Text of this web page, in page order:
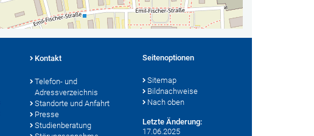
Kontakt
Telefon- und
Adressverzeichnis
Standorte und Anfahrt
Presse
Studienberatung
Seitenoptionen
Sitemap
Bildnachweise
Nach oben
Letzte Änderung:
17.06.2025